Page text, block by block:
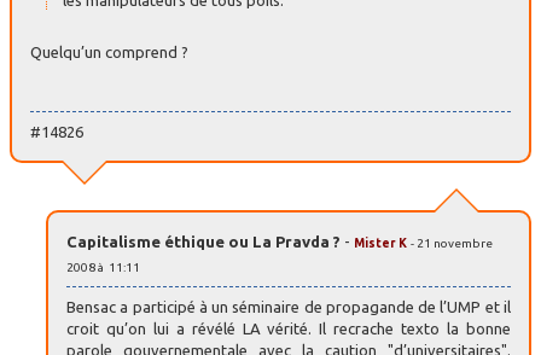
Quelqu’un comprend ?
#14826
Capitalisme éthique ou La Pravda ? - Mister K - 21 novembre
2008 à 11:11
Bensac a participé à un séminaire de propagande de l’UMP et il
croit qu’on lui a révélé LA vérité. Il recrache texto la bonne
parole gouvernementale avec la caution "d’universitaires".